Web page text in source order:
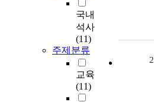
국내
석사
(11)
주제분류
교육
(11)
2